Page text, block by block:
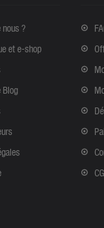
?
et e-shop
Blog